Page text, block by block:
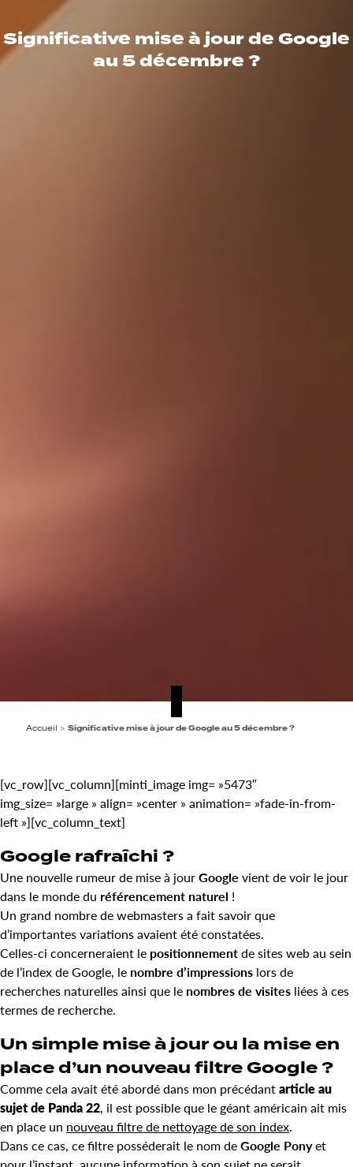
Significative mise à jour de Google
au 5 décembre ?
Accueil > Significative mise à jour de Google au 5 décembre ?
[vc_row][vc_column][minti_image img= »5473″
img_size= »large » align= »center » animation= »fade-in-from-
left »][vc_column_text]
Google rafraîchi ?
Une nouvelle rumeur de mise à jourGoogle vient de voir le jour
dans le monde du référencement naturel !
Un grand nombre de webmasters a fait savoir que
d’importantes variations avaient été constatées.
Celles-ci concerneraient le positionnementde sites web au sein
de l’index de Google, le nombre d’impressions lors de
recherches naturelles ainsi que le nombres de visites liées à ces
termes de recherche.
Un simple mise à jour ou la mise en
place d’un nouveau filtre Google ?
Comme cela avait été abordé dans mon précédantarticle au
sujet de Panda 22, il est possible que le géant américain ait mis
en place un nouveau filtre de nettoyage de son index.
Dans ce cas, ce filtre posséderait le nom deGoogle Ponyet